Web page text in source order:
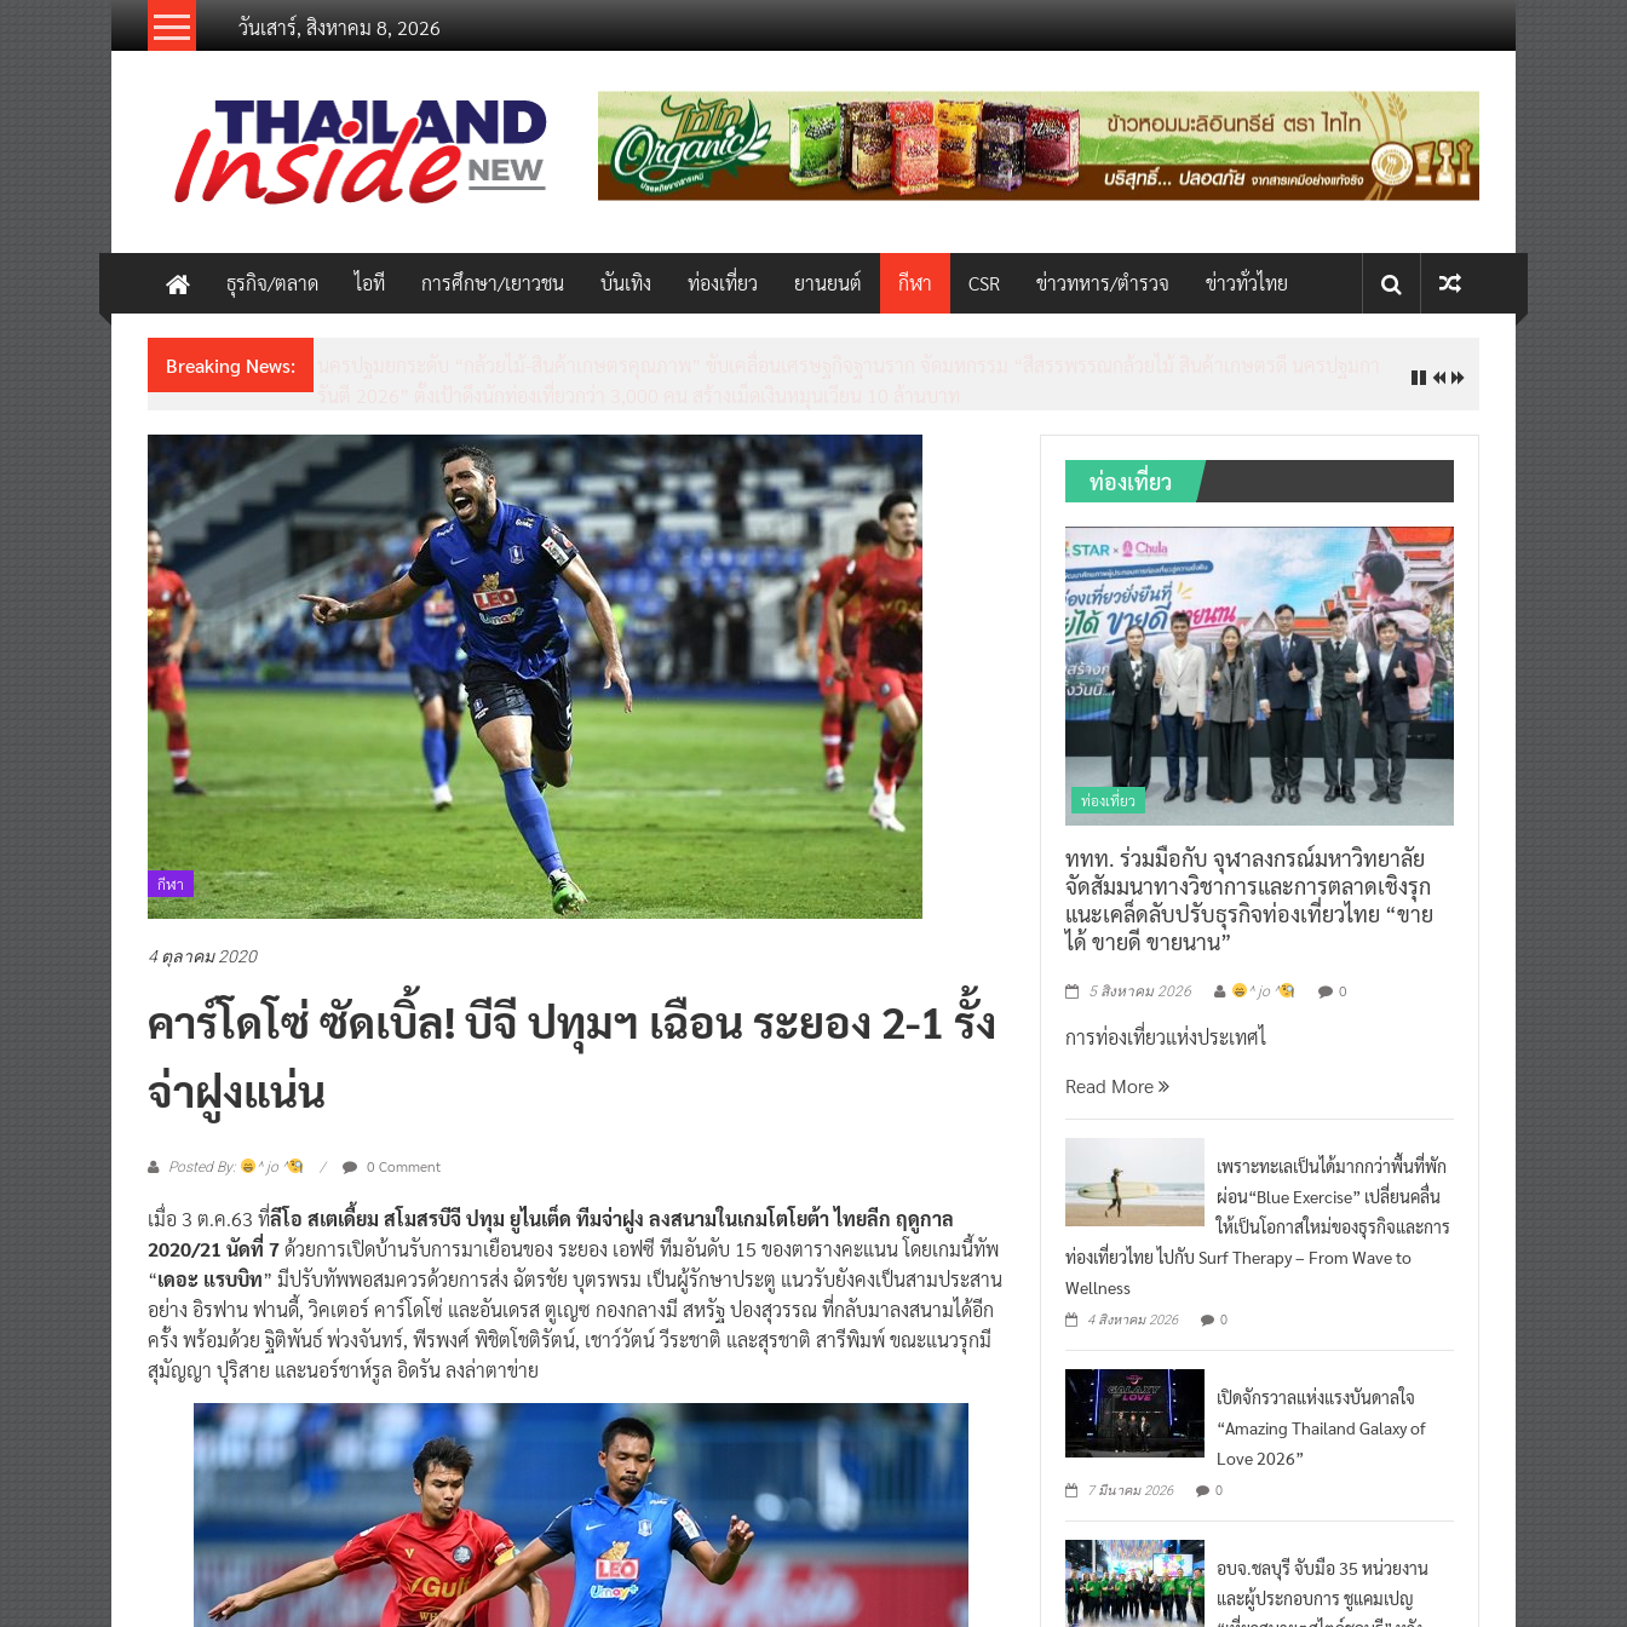
วันเสาร์, สิงหาคม 8, 2026
thailandinsidenew.com
Thailand
Inside
New
ธุรกิจ/ตลาด ไอที การศึกษา/เยาวชน บันเทิง ท่องเที่ยว ยานยนต์ กีฬา CSR ข่าวทหาร/ตำรวจ ข่าวทั่วไทย
Breaking News:
กีฬา
คาร์โดโซ่ ซัดเบิ้ล! บีจี ปทุมฯ เฉือน ระยอง 2-1 รั้ง
จ่าฝูงแน่น
เมื่อ 3 ต.ค.63 ที่ ลีโอ สเตเดี้ยม สโมสรบีจี ปทุม ยูไนเต็ด ทีมจ่าฝูง ลงสนามในเกมโตโยต้า ไทยลีก ฤดูกาล
2020/21 นัดที่ 7ด้วยการเปิดบ้านรับการมาเยือนของ ระยอง เอฟซี ทีมอันดับ 15 ของตารางคะแนน โดยเกมนี้ทัพ
“เดอะ แรบบิท ” มีปรับทัพพอสมควรด้วยการส่ง ฉัตรชัย บุตรพรม เป็นผู้รักษาประตู แนวรับยังคงเป็นสามประสาน
อย่าง อิรฟาน ฟานดี้, วิคเตอร์ คาร์โดโซ่ และอันเดรส ตูเญซ กองกลางมี สหรัฐ ปองสุวรรณ ที่กลับมาลงสนามได้อีก
ครั้ง พร้อมด้วย ฐิติพันธ์ พ่วงจันทร์, พีรพงศ์ พิชิตโชติรัตน์, เชาว์วัตน์ วีระชาติ และสุรชาติ สารีพิมพ์ ขณะแนวรุกมี
สุมัญญา ปุริสาย และนอร์ชาห์รูล อิดรัน ลงล่าตาข่าย
ท่องเที่ยว
ท่องเที่ยว
ททท. ร่วมมือกับ จุฬาลงกรณ์มหาวิทยาลัย
จัดสัมมนาทางวิชาการและการตลาดเชิงรุก
แนะเคล็ดลับปรับธุรกิจท่องเที่ยวไทย “ขาย
ได้ ขายดี ขายนาน”
การท่องเที่ยวแห่งประเทศไ
ผ่อน“Blue Exercise” เปลี่ยนคลื่น
ให้เป็นโอกาสใหม่ของธุรกิจและการ
ท่องเที่ยวไทย ไปกับ Surf Therapy – From Wave to
Wellness
“Amazing Thailand Galaxy of
Love 2026”
0
และผู้ประกอบการ ชูแคมเปญ
“เที่ยวสบายๆสไตล์ชลบุรี” หวัง